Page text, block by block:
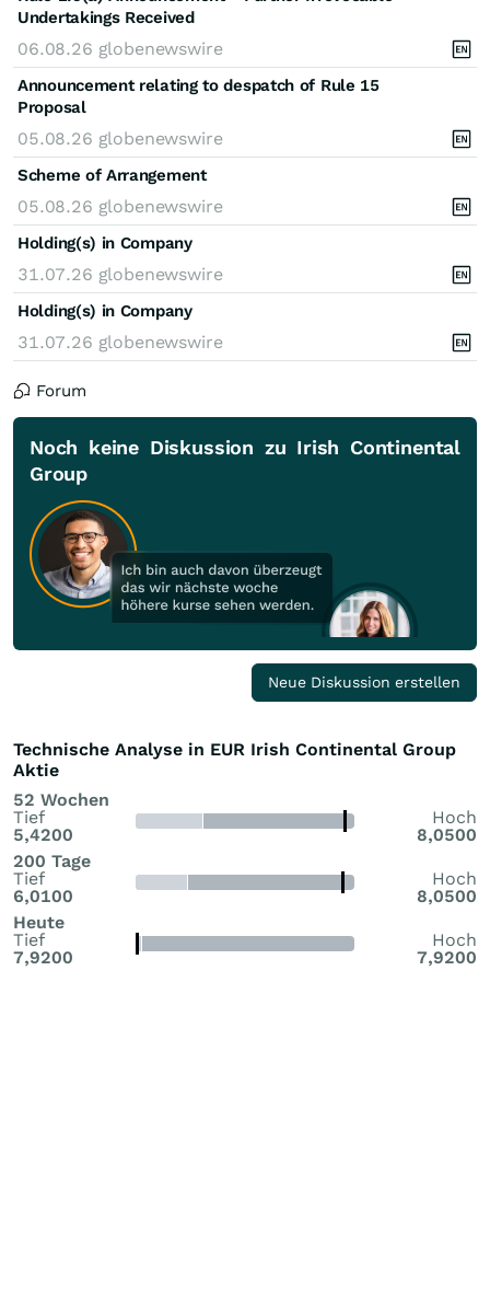
Undertakings Received
06.08.26 globenewswire
Announcement relating to despatch of Rule 15
Proposal
05.08.26 globenewswire
Scheme of Arrangement
05.08.26 globenewswire
Holding(s) in Company
31.07.26 globenewswire
Holding(s) in Company
31.07.26 globenewswire
Forum
Noch keine Diskussion zu Irish Continental
Group
Neue Diskussion erstellen
Technische Analyse in EUR Irish Continental Group
Aktie
52 Wochen
Tief
5,4200
Hoch
8,0500
200 Tage
Tief
6,0100
Hoch
8,0500
Heute
Tief
7,9200
Hoch
7,9200